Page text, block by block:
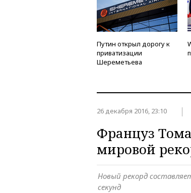
Путин открыл дорогу к
приватизации
Шереметьева
26 декабря 2016, 23:10
Француз
мировой
Новый рекорд
секунд